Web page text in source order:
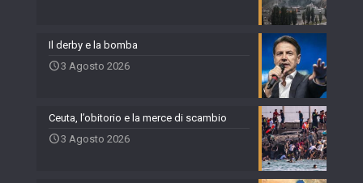
Il derby e la bomba
3 Agosto 2026
Ceuta, l’obitorio e la merce di scambio
3 Agosto 2026